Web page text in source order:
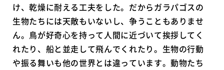
け、乾燥に耐える工夫をした。だからガラパゴスの
生物たちには天敵もいないし、争うこともありませ
ん。鳥が好奇心を持って人間に近づいて挨拶してく
れたり、船と並走して飛んでくれたり。生物の行動
や振る舞いも他の世界とは違っています。動物たち